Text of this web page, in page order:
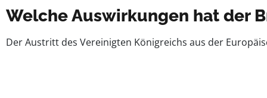
Welche Auswirkungen hat der
Der Austritt des Vereinigten Königreichs aus der